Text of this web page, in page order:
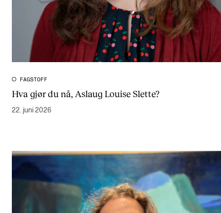
FAGSTOFF
Hva gjør du nå, Aslaug Louise Slette?
22. juni 2026